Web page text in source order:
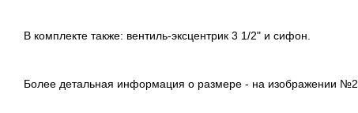
В комплекте также: вентиль-эксцентрик 3 1/2" и сифон.
Более детальная информация о размере - на изображении №2.